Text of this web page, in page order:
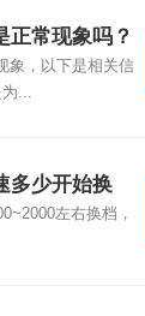
正常现象吗？
象，以下是相关信
...
多少开始换
左右换档，